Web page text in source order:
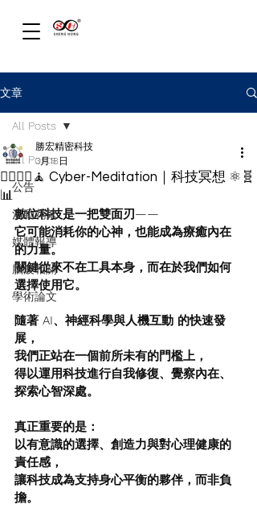
文章
All Posts
公告
活動花絮
媒體報導
腦波相關
學術論文
All Posts
🧘‍♀️🧘‍♂️🧘 Cyber-Meditation｜科技冥想 ⚛️🧬
📊
勝宏精密科技
3月18日
數位科技是一把雙面刃——
它可能消耗你的心神，也能成為療癒內在
的力量。
關鍵從來不在工具本身，而在於我們如何
選擇使用它。
隨著 AI、神經科學與人機互動 的快速發
展，
我們正站在一個前所未有的門檻上，
得以運用科技進行自我修復、覺察內在、
探索心智深處。
真正重要的是：
以有意識的選擇、創造力與對心理健康的
責任感，
讓科技成為支持身心平衡的夥伴，而非負
擔。